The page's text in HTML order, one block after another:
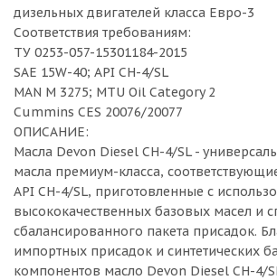
дизельных двигателей класса Евро-3
Соответствия требованиям:
ТУ 0253-057-15301184-2015
SAE 15W-40; API CH-4/SL
MAN M 3275; MTU Oil Category 2
Cummins CES 20076/20077
ОПИСАНИЕ:
Масла Devon Diesel CH-4/SL -
масла премиум-класса,
API CH-4/SL, приготовленные с
высококачественных базовых масел и
сбалансированного пакета присадок.
импортных присадок и синтетических
компонентов масло Devon Diesel CH-4/